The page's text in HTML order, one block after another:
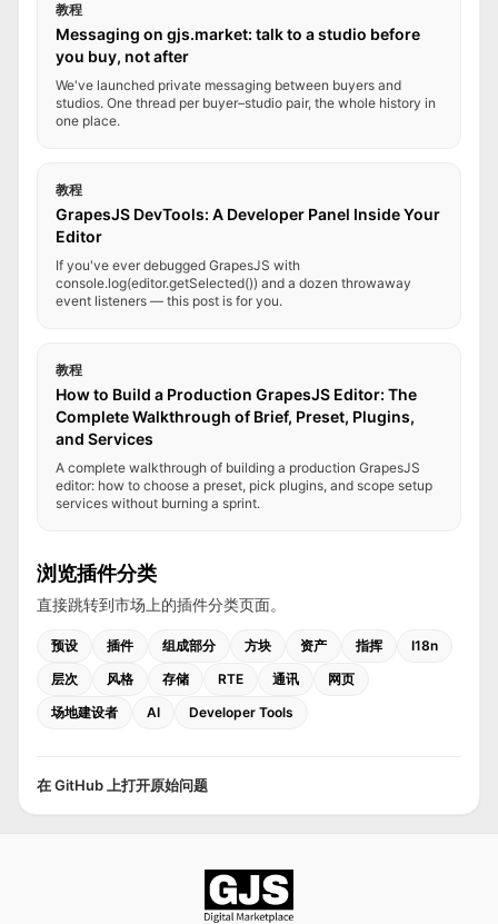
教程
Messaging on gjs.market: talk to a studio before
you buy, not after
We've launched private messaging between buyers and
studios. One thread per buyer–studio pair, the whole history in
one place.
教程
GrapesJS DevTools: A Developer Panel Inside Your
Editor
If you've ever debugged GrapesJS with
console.log(editor.getSelected()) and a dozen throwaway
event listeners — this post is for you.
教程
How to Build a Production GrapesJS Editor: The
Complete Walkthrough of Brief, Preset, Plugins,
and Services
A complete walkthrough of building a production GrapesJS
editor: how to choose a preset, pick plugins, and scope setup
services without burning a sprint.
浏览插件分类
直接跳转到市场上的插件分类页面。
预设 插件 组成部分 方块 资产 指挥
I18n
层次
风格 存储 RTE 通讯
网页
场地建设者
AI Developer Tools
在 GitHub 上打开原始问题